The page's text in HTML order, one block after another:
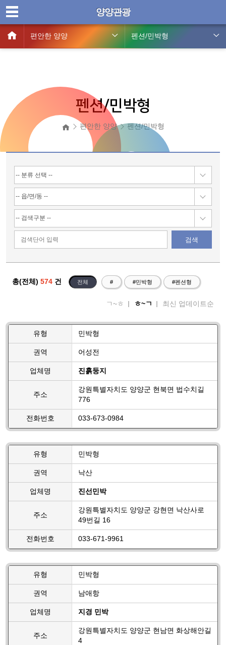
양양관광
편안한 양양 펜션/민박형
펜션/민박형
편안한 양양 펜션/민박형
검색
총(전체) 574 건 전체 # #민박형 #펜션형
ㄱ~ㅎ ㅎ~ㄱ 최신 업데이트순
유형 민박형
권역 어성전
업체명 진흙둥지
주소
강원특별자치도 양양군 현북면 법수치길
776
전화번호 033-673-0984
유형 민박형
권역 낙산
업체명 진선민박
주소
강원특별자치도 양양군 강현면 낙산사로
49번길 16
전화번호 033-671-9961
유형 민박형
권역 남애항
업체명 지경 민박
주소
강원특별자치도 양양군 현남면 화상해안길
4